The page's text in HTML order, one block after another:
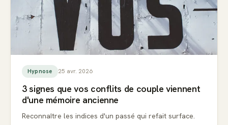
Hypnose 25 avr. 2026
3 signes que vos conflits de couple viennent
d'une mémoire ancienne
Reconnaître les indices d'un passé qui refait surface.